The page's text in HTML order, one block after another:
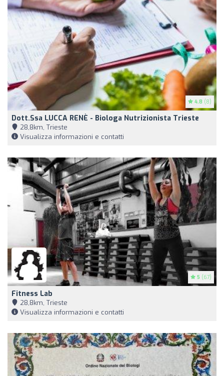
4.8 (8)
Dott.ssa LUCCA RENÈ - Biologa Nutrizionista Trieste
28,8km, Trieste
Visualizza informazioni e contatti
5 (67)
Fitness Lab
28,8km, Trieste
Visualizza informazioni e contatti